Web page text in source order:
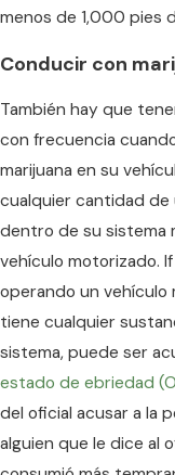
menos de 1,000 pies
Conducir con
También hay que
con frecuencia
marijuana en su
cualquier cantidad de
dentro de su sistema
vehículo motorizado.
operando un
tiene cualquier
sistema, puede ser
estado de ebriedad
del oficial acusar a la
alguien que le dice al